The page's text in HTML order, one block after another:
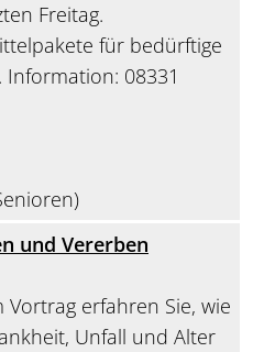
Freitag.
für bedürftige
Information: 08331
und Vererben
Vortrag erfahren Sie, wie
Unfall und Alter